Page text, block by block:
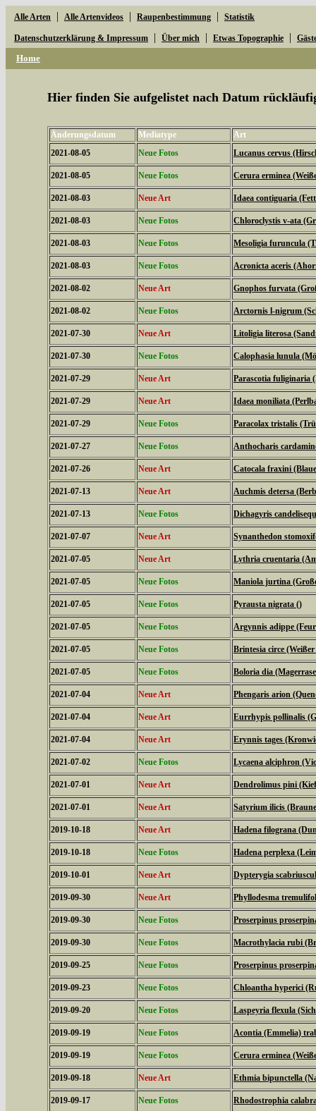
Alle Arten | Alle Artenvideos | Raupenbestimmung | Statistik
Datenschutzerklärung & Impressum | Über mich | Etwas Topographie |
Home
Hier finden Sie aufgelistet nach Datum
Änderungsdatum Mediatype
Art
2021-08-05
Neue Fotos Lucanus cervus
2021-08-05 Neue Fotos Cerura erminea
2021-08-03 Neue Art Idaea contiguaria
2021-08-03 Neue Fotos Chloroclystis v-ata
2021-08-03 Neue Fotos Mesoligia furuncula
2021-08-03 Neue Fotos Acronicta aceris
2021-08-02 Neue Art Gnophos furvata
2021-08-02 Neue Fotos Arctornis l-nigrum
2021-07-30 Neue Art Litoligia literosa
2021-07-30 Neue Fotos Calophasia lunula
2021-07-29 Neue Art Parascotia fuliginaria
2021-07-29 Neue Art Idaea moniliata
2021-07-29 Neue Fotos Paracolax tristalis
2021-07-27 Neue Fotos Anthocharis
2021-07-26 Neue Art Catocala fraxini
2021-07-13 Neue Art Auchmis detersa
2021-07-13 Neue Fotos Dichagyris
2021-07-07 Neue Art Synanthedon
2021-07-05 Neue Art Lythria cruentaria
2021-07-05 Neue Fotos Maniola jurtina
2021-07-05 Neue Fotos Pyrausta nigrata ()
2021-07-05 Neue Fotos Argynnis adippe
2021-07-05 Neue Fotos Brintesia circe
2021-07-05 Neue Fotos Boloria dia
2021-07-04 Neue Art Phengaris arion
2021-07-04 Neue Art Eurrhypis pollinalis
2021-07-04 Neue Art Erynnis tages
2021-07-02 Neue Fotos Lycaena alciphron
2021-07-01 Neue Art Dendrolimus pini
2021-07-01 Neue Art Satyrium ilicis
2019-10-18 Neue Art Hadena filograna
2019-10-18 Neue Fotos Hadena perplexa
2019-10-01 Neue Art Dypterygia
2019-09-30 Neue Art Phyllodesma
2019-09-30 Neue Fotos Proserpinus
2019-09-30 Neue Fotos Macrothylacia rubi
2019-09-25 Neue Fotos Proserpinus
2019-09-23 Neue Fotos Chloantha hyperici
2019-09-20 Neue Fotos Laspeyria flexula
2019-09-19 Neue Fotos Acontia (Emmelia)
2019-09-19 Neue Fotos Cerura erminea
2019-09-18 Neue Art Ethmia bipunctella
2019-09-17 Neue Fotos Rhodostrophia